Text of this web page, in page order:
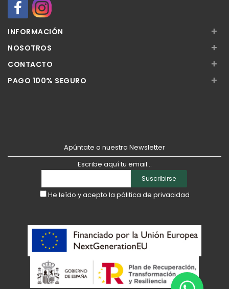
INFORMACIÓN +
NOSOTROS +
CONTACTO +
PAGO 100% SEGURO +
Apúntate a nuestra Newsletter
Escribe aquí tu email...
Suscribirse
He leído y acepto la pólitica de privacidad